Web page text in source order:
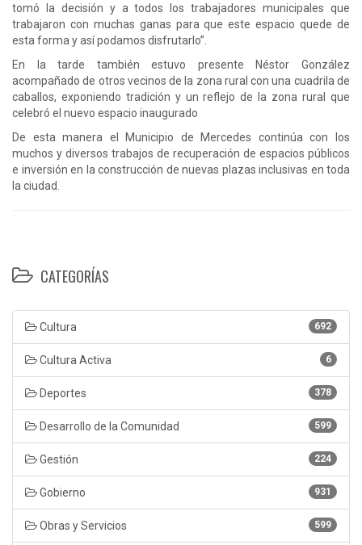
tomó la decisión y a todos los trabajadores municipales que
trabajaron con muchas ganas para que este espacio quede de
esta forma y así podamos disfrutarlo”.
En la tarde también estuvo presente Néstor González
acompañado de otros vecinos de la zona rural con una cuadrila de
caballos, exponiendo tradición y un reflejo de la zona rural que
celebró el nuevo espacio inaugurado
De esta manera el Municipio de Mercedes continúa con los
muchos y diversos trabajos de recuperación de espacios públicos
e inversión en la construcción de nuevas plazas inclusivas en toda
la ciudad.
CATEGORÍAS
692
Cultura
6
Cultura Activa
378
Deportes
599
Desarrollo de la Comunidad
224
Gestión
931
Gobierno
599
Obras y Servicios